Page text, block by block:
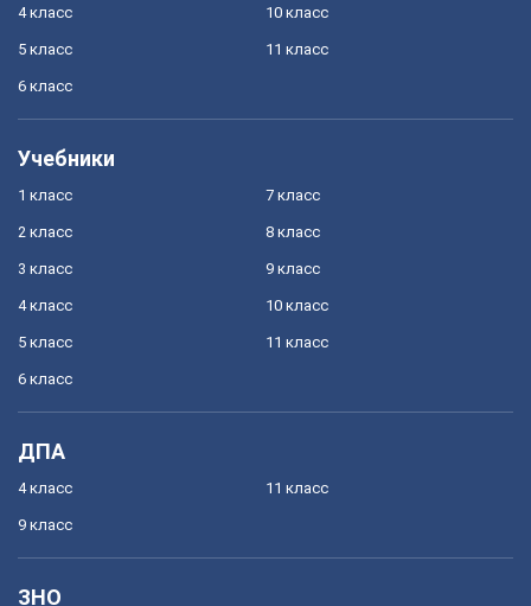
4 класс
5 класс
6 класс
10 класс
11 класс
Учебники
1 класс
2 класс
3 класс
4 класс
5 класс
6 класс
7 класс
8 класс
9 класс
10 класс
11 класс
ДПА
4 класс
9 класс
11 класс
ЗНО